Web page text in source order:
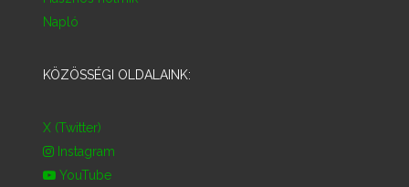
Napló
KÖZÖSSÉGI OLDALAINK:
X (Twitter)
Instagram
YouTube